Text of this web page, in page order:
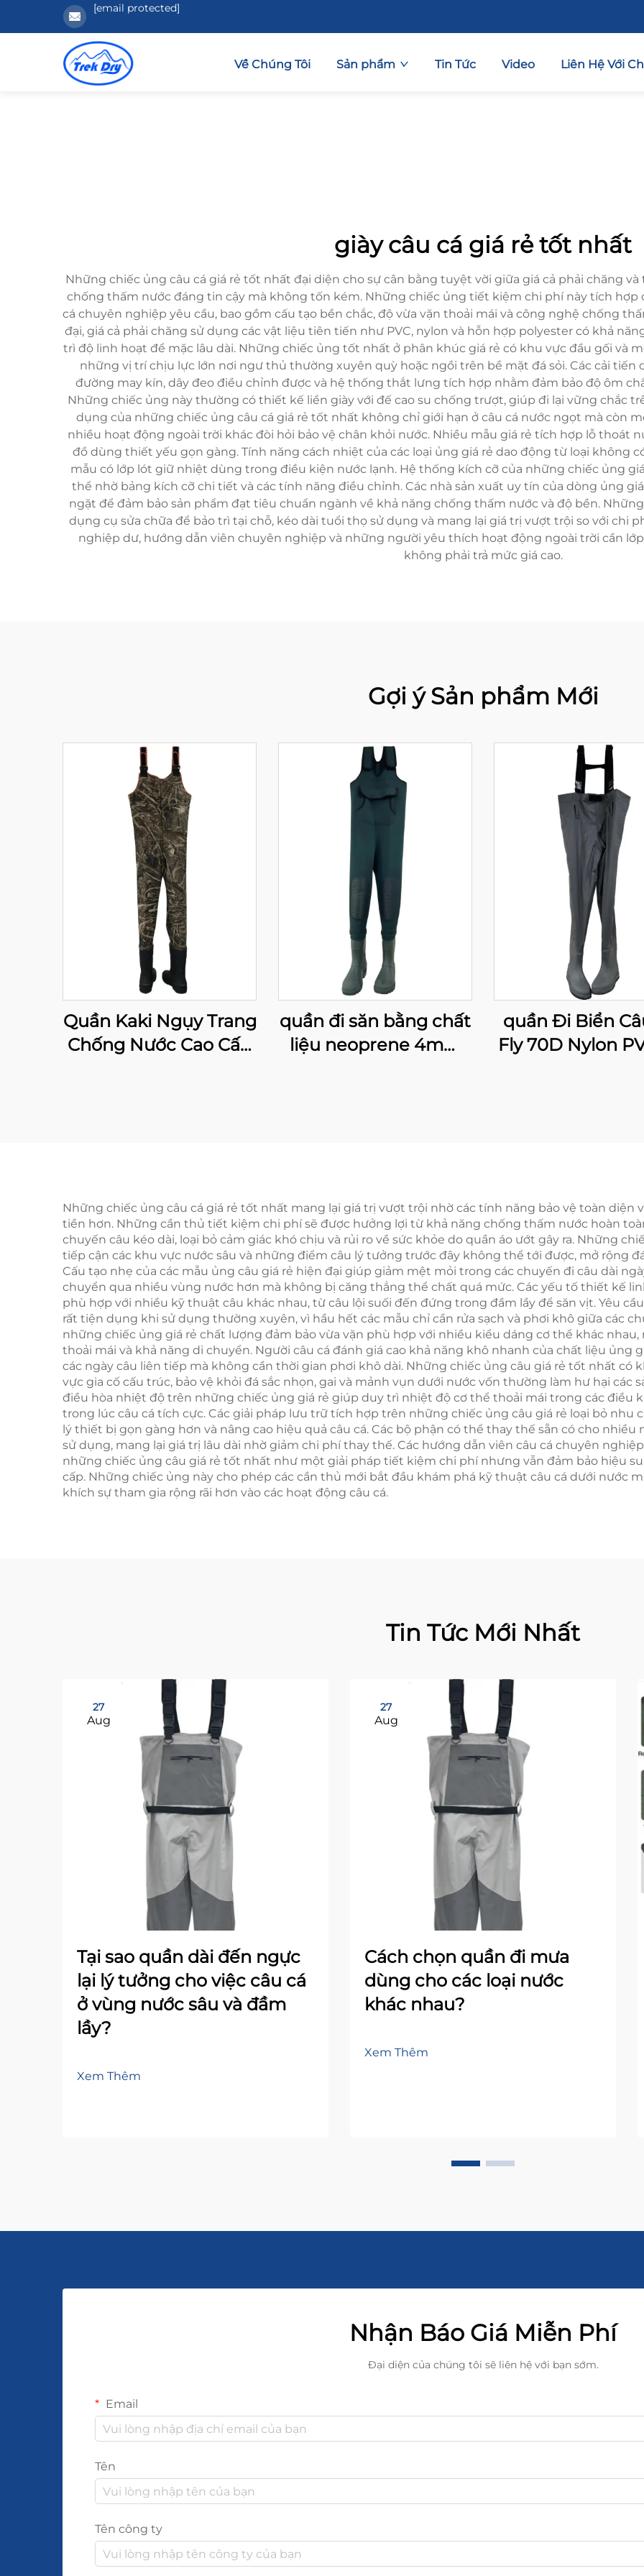
[email protected]
Về Chúng Tôi Sản phẩm Tin Tức Video Liên Hệ Với
giày câu cá giá rẻ tốt nhất
Những chiếc ủng câu cá giá rẻ tốt nhất đại diện cho sự cân bằng tuyệt vời giữa giá cả phải chăng
chống thấm nước đáng tin cậy mà không tốn kém. Những chiếc ủng tiết kiệm chi phí này tích
cá chuyên nghiệp yêu cầu, bao gồm cấu tạo bền chắc, độ vừa vặn thoải mái và công nghệ chống
đại, giá cả phải chăng sử dụng các vật liệu tiên tiến như PVC, nylon và hỗn hợp polyester có khả
trì độ linh hoạt để mặc lâu dài. Những chiếc ủng tốt nhất ở phân khúc giá rẻ có khu vực đầu gối và
những vị trí chịu lực lớn nơi ngư thủ thường xuyên quỳ hoặc ngồi trên bề mặt đá sỏi. Các cải
đường may kín, dây đeo điều chỉnh được và hệ thống thắt lưng tích hợp nhằm đảm bảo độ ôm
Những chiếc ủng này thường có thiết kế liền giày với đế cao su chống trượt, giúp đi lại vững chắc
dụng của những chiếc ủng câu cá giá rẻ tốt nhất không chỉ giới hạn ở câu cá nước ngọt mà còn
nhiều hoạt động ngoài trời khác đòi hỏi bảo vệ chân khỏi nước. Nhiều mẫu giá rẻ tích hợp lỗ thoát
đồ dùng thiết yếu gọn gàng. Tính năng cách nhiệt của các loại ủng giá rẻ dao động từ loại không
mẫu có lớp lót giữ nhiệt dùng trong điều kiện nước lạnh. Hệ thống kích cỡ của những chiếc ủng
thể nhờ bảng kích cỡ chi tiết và các tính năng điều chỉnh. Các nhà sản xuất uy tín của dòng ủng
ngặt để đảm bảo sản phẩm đạt tiêu chuẩn ngành về khả năng chống thấm nước và độ bền.
dụng cụ sửa chữa để bảo trì tại chỗ, kéo dài tuổi thọ sử dụng và mang lại giá trị vượt trội so với chi
nghiệp dư, hướng dẫn viên chuyên nghiệp và những người yêu thích hoạt động ngoài trời cần
không phải trả mức giá cao.
Gợi ý Sản phẩm Mới
Quần Kaki Ngụy Trang
Chống Nước Cao Cấp
quần đi săn bằng chất
liệu neoprene 4mm
quần Đi Biển
Fly 70D Nylon
Những chiếc ủng câu cá giá rẻ tốt nhất mang lại giá trị vượt trội nhờ các tính năng bảo vệ toàn diện
tiền hơn. Những cần thủ tiết kiệm chi phí sẽ được hưởng lợi từ khả năng chống thấm nước hoàn
chuyến câu kéo dài, loại bỏ cảm giác khó chịu và rủi ro về sức khỏe do quần áo ướt gây ra. Những
tiếp cận các khu vực nước sâu và những điểm câu lý tưởng trước đây không thể tới được, mở rộng
Cấu tạo nhẹ của các mẫu ủng câu giá rẻ hiện đại giúp giảm mệt mỏi trong các chuyến đi câu dài
chuyển qua nhiều vùng nước hơn mà không bị căng thẳng thể chất quá mức. Các yếu tố thiết kế
phù hợp với nhiều kỹ thuật câu khác nhau, từ câu lội suối đến đứng trong đầm lầy để săn vịt. Yêu
rất tiện dụng khi sử dụng thường xuyên, vì hầu hết các mẫu chỉ cần rửa sạch và phơi khô giữa các
những chiếc ủng giá rẻ chất lượng đảm bảo vừa vặn phù hợp với nhiều kiểu dáng cơ thể khác
thoải mái và khả năng di chuyển. Người câu cá đánh giá cao khả năng khô nhanh của chất liệu ủng
các ngày câu liên tiếp mà không cần thời gian phơi khô dài. Những chiếc ủng câu giá rẻ tốt nhất có
vực gia cố cấu trúc, bảo vệ khỏi đá sắc nhọn, gai và mảnh vụn dưới nước vốn thường làm hư hại các
điều hòa nhiệt độ trên những chiếc ủng giá rẻ giúp duy trì nhiệt độ cơ thể thoải mái trong các điều
trong lúc câu cá tích cực. Các giải pháp lưu trữ tích hợp trên những chiếc ủng câu giá rẻ loại bỏ
lý thiết bị gọn gàng hơn và nâng cao hiệu quả câu cá. Các bộ phận có thể thay thế sẵn có cho
sử dụng, mang lại giá trị lâu dài nhờ giảm chi phí thay thế. Các hướng dẫn viên câu cá chuyên
những chiếc ủng câu giá rẻ tốt nhất như một giải pháp tiết kiệm chi phí nhưng vẫn đảm bảo hiệu
cấp. Những chiếc ủng này cho phép các cần thủ mới bắt đầu khám phá kỹ thuật câu cá dưới nước
khích sự tham gia rộng rãi hơn vào các hoạt động câu cá.
Tin Tức Mới Nhất
27
Aug
Tại sao quần dài đến ngực
lại lý tưởng cho việc câu cá
ở vùng nước sâu và đầm
lầy?
Xem Thêm
27
Aug
Cách chọn quần đi mưa
dùng cho các loại nước
khác nhau?
Xem Thêm
Nhận Báo Giá Miễn Phí
Đại diện của chúng tôi sẽ liên hệ với bạn sớm.
Email
Tên
Tên công ty